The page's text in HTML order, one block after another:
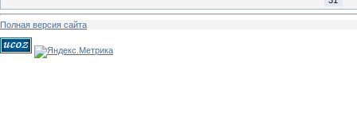
Полная версия сайта